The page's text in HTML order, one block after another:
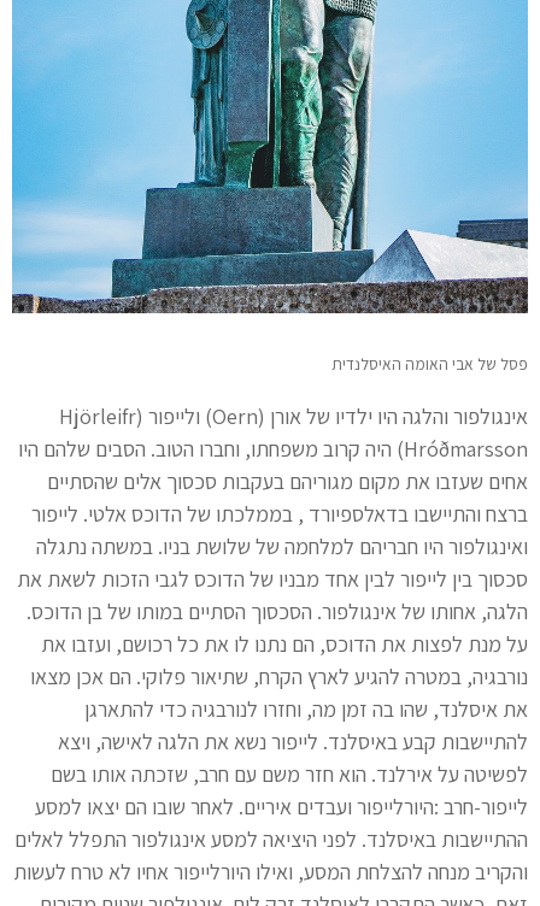
פסל של אבי האומה האיסלנדית
אינגולפור והלגה היו ילדיו של אורן (Oern) ולייפור (Hjörleifr
Hróðmarsson) היה קרוב משפחתו, וחברו הטוב. הסבים שלהם היו
אחים שעזבו את מקום מגוריהם בעקבות סכסוך אלים שהסתיים
ברצח והתיישבו בדאלספיורד , בממלכתו של הדוכס אלטי. לייפור
ואינגולפור היו חבריהם למלחמה של שלושת בניו. במשתה נתגלה
סכסוך בין לייפור לבין אחד מבניו של הדוכס לגבי הזכות לשאת את
הלגה, אחותו של אינגולפור. הסכסוך הסתיים במותו של בן הדוכס.
על מנת לפצות את הדוכס, הם נתנו לו את כל רכושם, ועזבו את
נורבגיה, במטרה להגיע לארץ הקרח, שתיאור פלוקי. הם אכן מצאו
את איסלנד, שהו בה זמן מה, וחזרו לנורבגיה כדי להתארגן
להתיישבות קבע באיסלנד. לייפור נשא את הלגה לאישה, ויצא
לפשיטה על אירלנד. הוא חזר משם עם חרב, שזכתה אותו בשם
לייפור-חרב :היורלייפור ועבדים איריים. לאחר שובו הם יצאו למסע
ההתיישבות באיסלנד. לפני היציאה למסע אינגולפור התפלל לאלים
והקריב מנחה להצלחת המסע, ואילו היורלייפור אחיו לא טרח לעשות